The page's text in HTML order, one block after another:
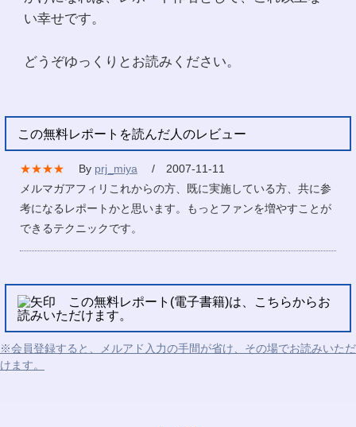
い幸せです。
どうぞゆっくりとお読みください。
この無料レポートを読んだ人のレビュー
★★★★ By prj_miya
/ 2007-11-11
メルマガアフィリこれからの方、既に実施している方、共に参
考になるレポートかと思います。もっとファンを増やすことが
できるテクニックです。
この無料レポート(電子書籍)は、こちらからお
読みいただけます。
※会員登録すると、メルアド入力の手間が省け、その場でお読みいただ
けます。